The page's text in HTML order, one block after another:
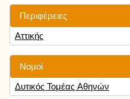
Περιφέρειες
Αττικής
Νομοί
Δυτικός Τομέας Αθηνών